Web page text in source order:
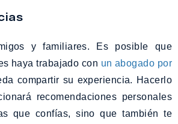
y familiares. Es posible que
haya trabajado con un abogado por
compartir su experiencia. Hacerlo
recomendaciones personales
que confías, sino que también te